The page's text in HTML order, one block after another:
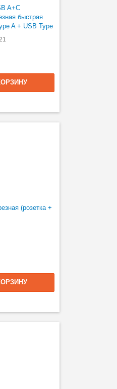
A+C
быстрая
A + USB Type
(розетка +